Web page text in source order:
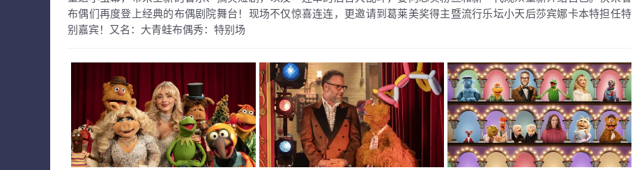
布偶们再度登上经典的布偶剧院舞台！现场不仅惊喜连连，更邀请到葛莱美奖得主暨流行乐坛小天后莎宾娜卡本特担任特
别嘉宾！又名：大青蛙布偶秀：特别场